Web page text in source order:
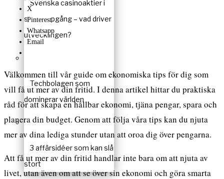
Svenska casinoaktier i
stark uppgång – vad driver
utvecklingen?
Techbolagen som
dominerar världen
3 affärsidéer som kan slå
stort
X
Pinterest
Whatsapp
Email
Välkommen till vår guide om ekonomiska tips för dig som
vill få ut mer av din fritid. I denna artikel hittar du praktiska
råd för att skapa en hållbar ekonomi, tjäna pengar, spara och
planera din budget. Genom att följa våra tips kan du njuta
mer av dina lediga stunder utan att oroa dig över pengarna.
Att få ut mer av din fritid handlar inte bara om att njuta av
livet, utan även om att se över sin ekonomi och göra smarta